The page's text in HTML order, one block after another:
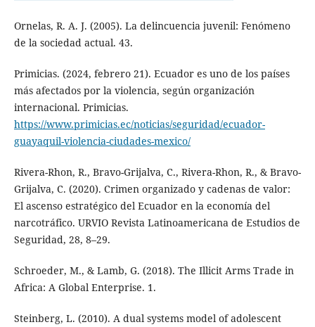
Ornelas, R. A. J. (2005). La delincuencia juvenil: Fenómeno
de la sociedad actual. 43.
Primicias. (2024, febrero 21). Ecuador es uno de los países
más afectados por la violencia, según organización
internacional. Primicias.
https://www.primicias.ec/noticias/seguridad/ecuador-
guayaquil-violencia-ciudades-mexico/
Rivera-Rhon, R., Bravo-Grijalva, C., Rivera-Rhon, R., & Bravo-
Grijalva, C. (2020). Crimen organizado y cadenas de valor:
El ascenso estratégico del Ecuador en la economía del
narcotráfico. URVIO Revista Latinoamericana de Estudios de
Seguridad, 28, 8–29.
Schroeder, M., & Lamb, G. (2018). The Illicit Arms Trade in
Africa: A Global Enterprise. 1.
Steinberg, L. (2010). A dual systems model of adolescent